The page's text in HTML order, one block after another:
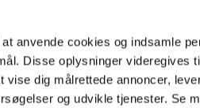
anvende cookies og indsamle
Disse oplysninger videregives
dig målrettede annoncer,
og udvikle tjenester. Se
hvor kragerne